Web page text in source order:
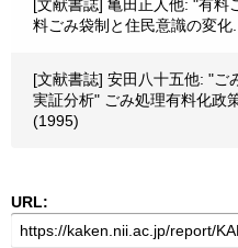
[文献書誌] 亀田正人他: "有料
料ごみ袋制と住民意識の変
[文献書誌] 安田八十五他: "ご
実証分析" ごみ処理有料化政
(1995)
URL: